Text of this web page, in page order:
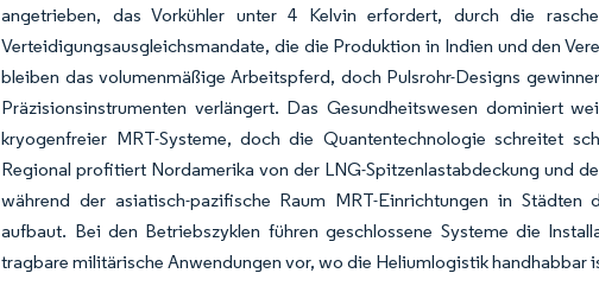
angetrieben, das Vorkühler unter 4 Kelvin erfordert, durch die
Verteidigungsausgleichsmandate, die die Produktion in Indien und den
bleiben das volumenmäßige Arbeitspferd, doch Pulsrohr-Designs
Präzisionsinstrumenten verlängert. Das Gesundheitswesen dominiert
kryogenfreier MRT-Systeme, doch die Quantentechnologie schreitet
Regional profitiert Nordamerika von der LNG-Spitzenlastabdeckung und
während der asiatisch-pazifische Raum MRT-Einrichtungen in
aufbaut. Bei den Betriebszyklen führen geschlossene Systeme die
tragbare militärische Anwendungen vor, wo die Heliumlogistik handhabbar